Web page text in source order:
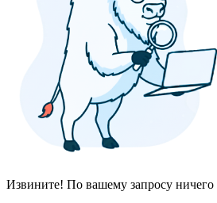
Извините! По вашему запросу ничего